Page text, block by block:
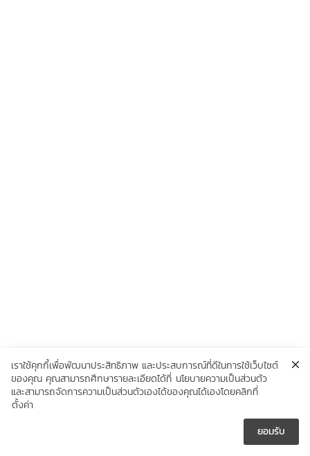

เราใช้คุกกี้เพื่อพัฒนาประสิทธิภาพ และประสบการณ์ที่ดีในการใช้เว็บไซต์
ของคุณ คุณสามารถศึกษารายละเอียดได้ที่ นโยบายความเป็นส่วนตัว
และสามารถจัดการความเป็นส่วนตัวเองได้ของคุณได้เองโดยคลิกที่
ตั้งค่า
ยอมรับ